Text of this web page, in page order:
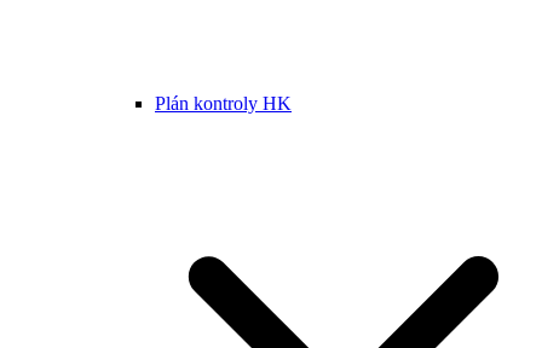
Plán kontroly HK